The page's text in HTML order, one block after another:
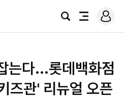
검
전
로
그
는다...롯데백화점
즈관' 리뉴얼 오픈